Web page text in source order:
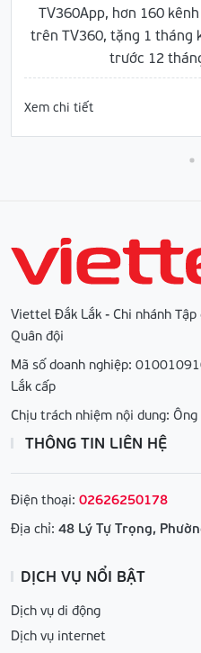
TV360App, hơn 160
trên TV360, tặng 1 tháng
trước 12
Xem chi tiết
Viettel Đắk Lắk - Chi nhánh
Quân đội
Mã số doanh nghiệp:
Lắk cấp
Chịu trách nhiệm nội dung:
THÔNG TIN LIÊN HỆ
Điện thoại: 02626250178
Địa chỉ: 48 Lý Tự Trọng,
DỊCH VỤ NỔI BẬT
Dịch vụ di động
Dịch vụ internet